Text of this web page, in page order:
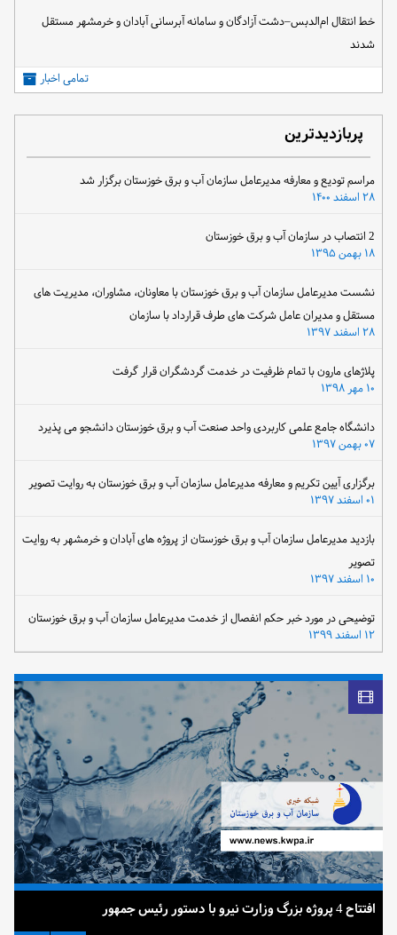
خط انتقال ام‌الدبس–دشت آزادگان و سامانه آبرسانی آبادان و خرمشهر مستقل
شدند
تمامی اخبار
پربازدیدترین
مراسم تودیع و معارفه مدیرعامل سازمان آب و برق خوزستان برگزار شد
۲۸ اسفند ۱۴۰۰
۱۸ بهمن ۱۳۹۵
نشست مدیرعامل سازمان آب و برق خوزستان با معاونان، مشاوران، مدیریت های
مستقل و مدیران عامل شرکت های طرف قرارداد با سازمان
۲۸ اسفند ۱۳۹۷
پلاژهای مارون با تمام ظرفیت در خدمت گردشگران قرار گرفت
دانشگاه جامع علمی کاربردی واحد صنعت آب و برق خوزستان دانشجو می پذیرد
۰۷ بهمن ۱۳۹۷
برگزاری آیین تکریم و معارفه مدیرعامل سازمان آب و برق خوزستان به روایت تصویر
بازدید مدیرعامل سازمان آب و برق خوزستان از پروژه های آبادان و خرمشهر به روایت
تصویر
توضیحی در مورد خبر حکم انفصال از خدمت مدیرعامل سازمان آب و برق خوزستان
۱۲ اسفند ۱۳۹۹
افتتاح 4 پروژه بزرگ وزارت نیرو با دستور رئیس جمهور